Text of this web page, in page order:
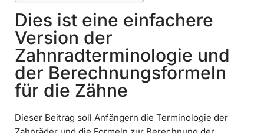
Dies ist eine einfachere
Version der
Zahnradterminologie und
der Berechnungsformeln
für die Zähne
Dieser Beitrag soll Anfängern die Terminologie der